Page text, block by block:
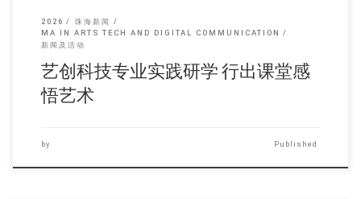
2026
珠海新闻
MA IN ARTS TECH AND DIGITAL COMMUNICATION
新闻及活动
艺创科技专业实践研学 行出课堂感
悟艺术
by Published